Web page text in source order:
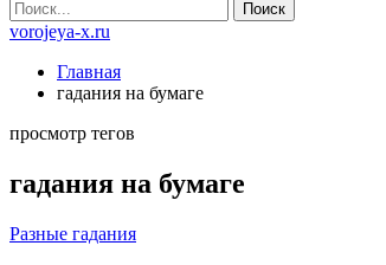
vorojeya-x.ru
Главная
гадания на бумаге
просмотр тегов
гадания на бумаге
Разные гадания